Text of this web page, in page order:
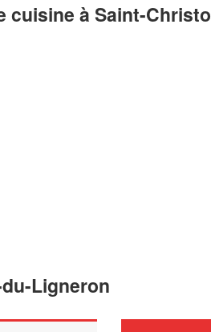
à Saint-
Ligneron